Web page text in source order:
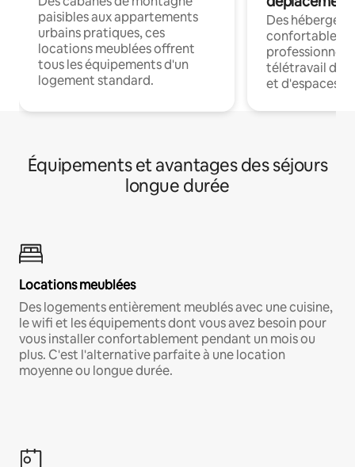
paisibles aux appartements
urbains pratiques, ces
locations meublées offrent
tous les équipements d'un
logement standard.
Des
confortables
professionnels
télétravail
et d'espaces
Équipements et avantages des séjours
longue durée
Locations meublées
Des logements entièrement meublés avec une cuisine,
le wifi et les équipements dont vous avez besoin pour
vous installer confortablement pendant un mois ou
plus. C'est l'alternative parfaite à une location
moyenne ou longue durée.